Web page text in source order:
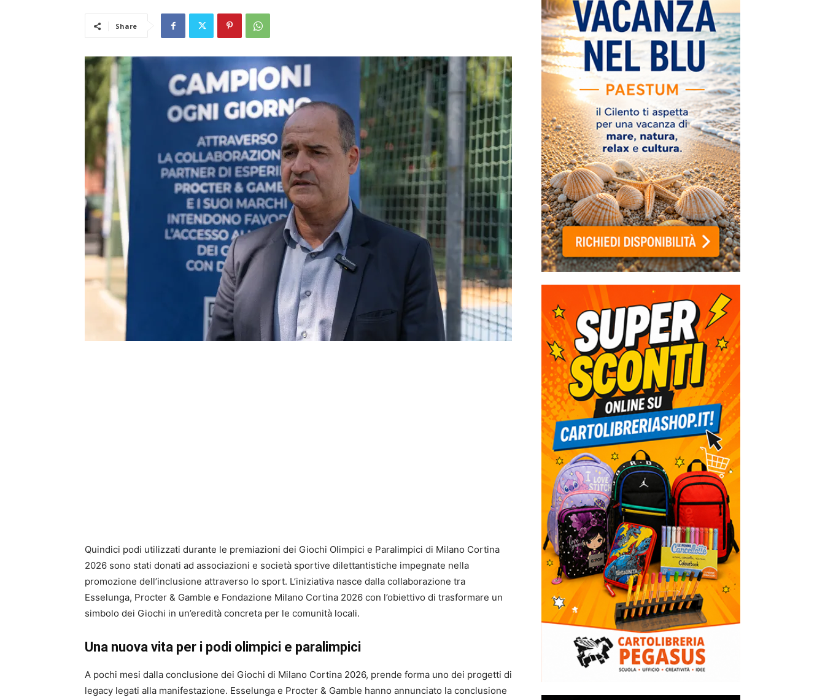
Share
Quindici podi utilizzati durante le premiazioni dei Giochi Olimpici e Paralimpici di Milano Cortina
2026 sono stati donati ad associazioni e società sportive dilettantistiche impegnate nella
promozione dell’inclusione attraverso lo sport. L’iniziativa nasce dalla collaborazione tra
Esselunga, Procter & Gamble e Fondazione Milano Cortina 2026 con l’obiettivo di trasformare un
simbolo dei Giochi in un’eredità concreta per le comunità locali.
Una nuova vita per i podi olimpici e paralimpici
A pochi mesi dalla conclusione dei Giochi di Milano Cortina 2026, prende forma uno dei progetti di
legacy legati alla manifestazione. Esselunga e Procter & Gamble hanno annunciato la conclusione